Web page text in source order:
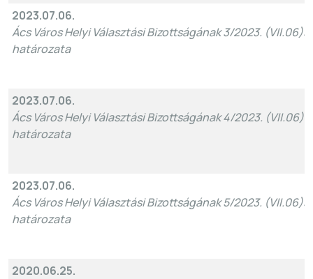
2023.07.06.
Ács Város Helyi Választási Bizottságának 3/2023.
határozata
2023.07.06.
Ács Város Helyi Választási Bizottságának 4/2023.
határozata
2023.07.06.
Ács Város Helyi Választási Bizottságának 5/2023.
határozata
2020.06.25.